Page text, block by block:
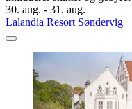
30. aug. - 31. aug.
Lalandia Resort Søndervig